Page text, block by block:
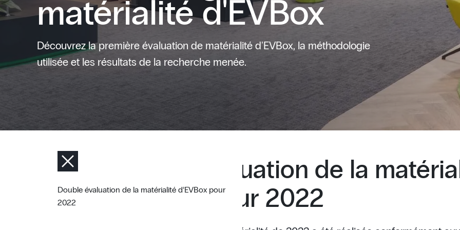
matérialité d'EVBox
Découvrez la première évaluation de matérialité d'EVBox, la méthodologie
utilisée et les résultats de la recherche menée.
Double évaluation de la matérialité d’EVBox pour
2022
Double évaluation de la
d’EVBox pour 2022